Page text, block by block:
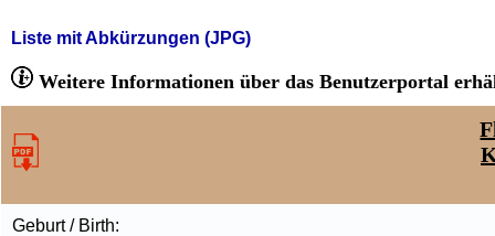
Liste mit Abkürzungen (JPG)
Weitere Informationen über das Benutzerportal
Geburt / Birth: